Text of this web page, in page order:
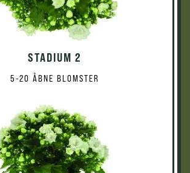
STADIUM 2
5-20 ÅBNE BLOMSTER